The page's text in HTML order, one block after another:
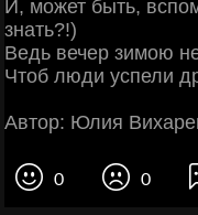
И, может быть,
знать?!)
Ведь вечер зимою
Чтоб люди успели
Автор: Юлия
0 0